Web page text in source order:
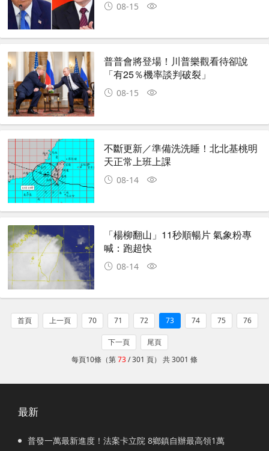
08-15
普普會將登場！川普樂觀看待卻說
「有25％機率談判破裂」
08-15
不斷更新／準備洗洗睡！北北基桃明
天正常上班上課
08-14
「楊柳翻山」11秒順暢片 氣象粉專
喊：跑超快
08-14
首頁 上一頁 70 71 72 73 74 75 76
下一頁
尾頁
每頁10條（第73/ 301 頁） 共 3001 條
最新
普發一萬最新進度！法案卡立院 8鄉鎮自辦最高領1萬